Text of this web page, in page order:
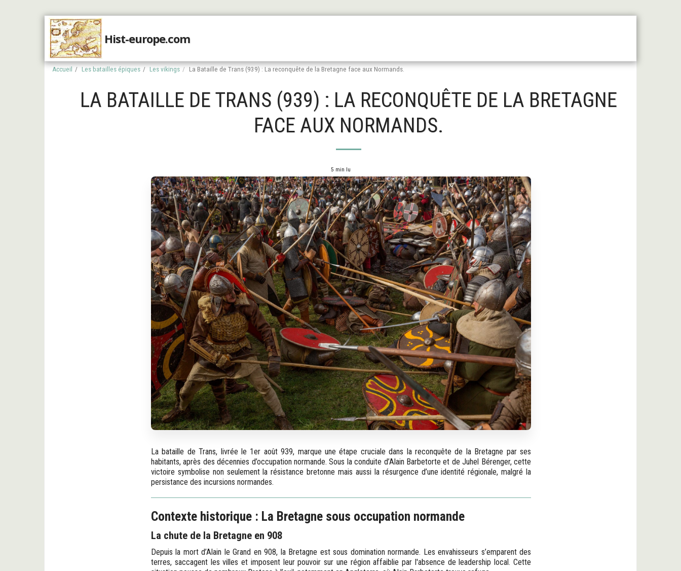
Hist-europe.com
Accueil Les batailles épiques Les vikings La Bataille de Trans (939) : La reconquête de la Bretagne face aux Normands.
LA BATAILLE DE TRANS (939) : LA RECONQUÊTE DE LA BRETAGNE
FACE AUX NORMANDS.
5 min lu
La bataille de Trans, livrée le 1er août 939, marque une étape cruciale dans la reconquête de la Bretagne par ses
habitants, après des décennies d’occupation normande. Sous la conduite d’Alain Barbetorte et de Juhel Bérenger, cette
victoire symbolise non seulement la résistance bretonne mais aussi la résurgence d’une identité régionale, malgré la
persistance des incursions normandes.
Contexte historique : La Bretagne sous occupation normande
La chute de la Bretagne en 908
Depuis la mort d’Alain le Grand en 908, la Bretagne est sous domination normande. Les envahisseurs s’emparent des
terres, saccagent les villes et imposent leur pouvoir sur une région affaiblie par l'absence de leadership local. Cette